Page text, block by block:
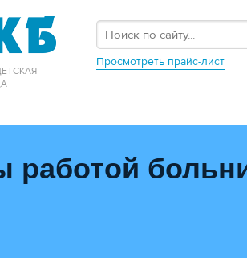
Просмотреть прайс-лист
работой